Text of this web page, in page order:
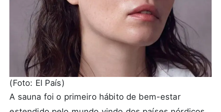
(Foto: El País)
A sauna foi o primeiro hábito de bem-estar